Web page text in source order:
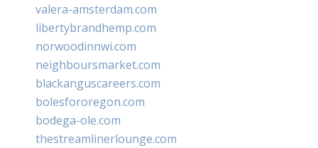
valera-amsterdam.com
libertybrandhemp.com
norwoodinnwi.com
neighboursmarket.com
blackanguscareers.com
bolesfororegon.com
bodega-ole.com
thestreamlinerlounge.com